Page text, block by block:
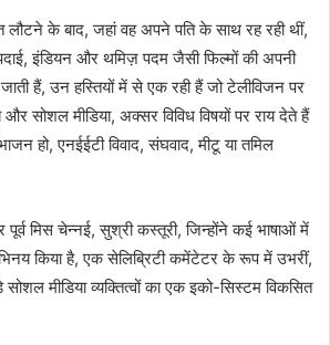
के बाद, जहां वह अपने पति के साथ रह रही थीं,
इंडियन और थमिज़ पदम जैसी फिल्मों की अपनी
हैं, उन हस्तियों में से एक रही हैं जो टेलीविजन पर
सोशल मीडिया, अक्सर विविध विषयों पर राय देते हैं
हो, एनईईटी विवाद, संघवाद, मीटू या तमिल
पूर्व मिस चेन्नई, सुश्री कस्तूरी, जिन्होंने कई भाषाओं में
किया है, एक सेलिब्रिटी कमेंटेटर के रूप में उभरीं,
मीडिया व्यक्तित्वों का एक इको-सिस्टम विकसित